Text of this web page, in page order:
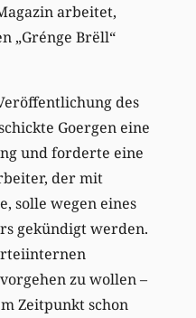
arbeitet,
„Grénge Brëll“
des
Goergen eine
und forderte eine
der mit
solle wegen eines
gekündigt werden.
zu wollen –
Zeitpunkt schon